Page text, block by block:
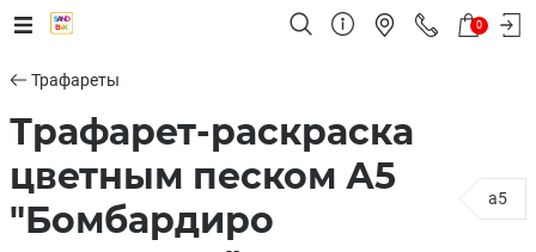
0
Трафареты
Трафарет-раскраска
цветным песком А5
"Бомбардиро
a5